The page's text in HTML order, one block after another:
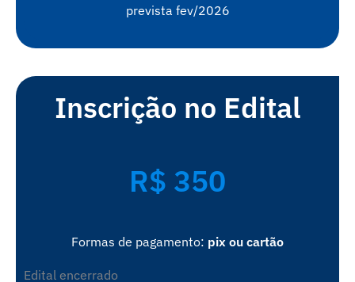
prevista fev/2026
Inscrição no Edital
R$ 350
Formas de pagamento: pix ou cartão
Edital encerrado